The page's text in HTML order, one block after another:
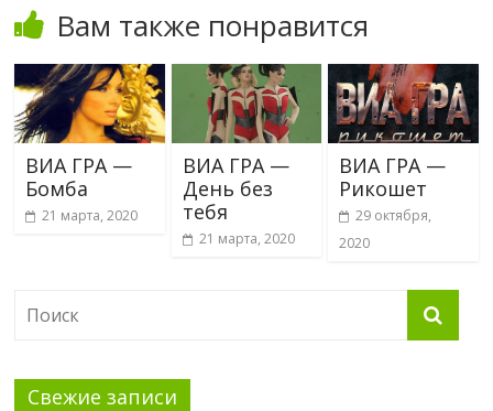
Вам также понравится
ВИА ГРА —
Бомба
21 марта, 2020
ВИА ГРА —
День без
тебя
21 марта, 2020
ВИА ГРА —
Рикошет
29 октября,
2020
Свежие записи